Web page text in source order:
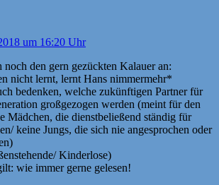
um 16:20 Uhr
noch den gern gezückten Kalauer an:
nicht lernt, lernt Hans nimmermehr*
bedenken, welche zukünftigen Partner für
großgezogen werden (meint für den
Mädchen, die dienstbeließend ständig für
keine Jungs, die sich nie angesprochen oder
Kinderlose)
wie immer gerne gelesen!